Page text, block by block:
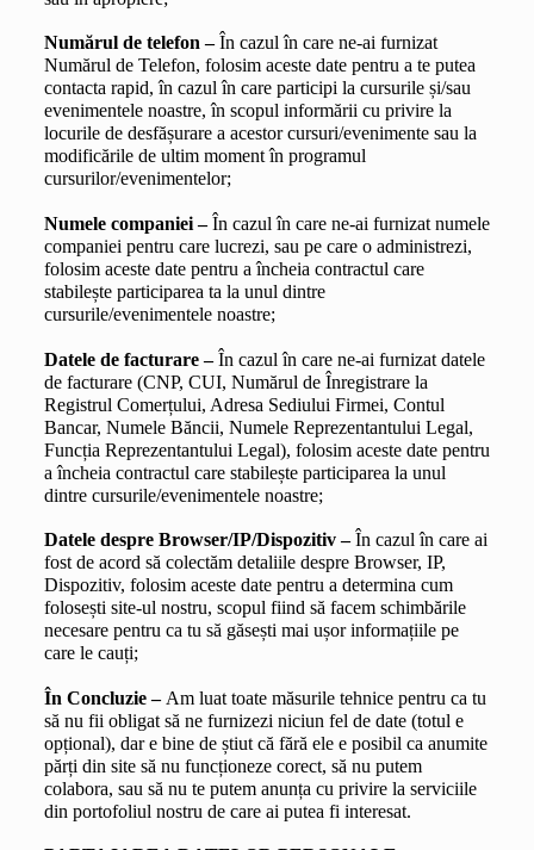
Numărul de telefon – În cazul în care ne-ai furnizat
Numărul de Telefon, folosim aceste date pentru a te putea
contacta rapid, în cazul în care participi la cursurile și/sau
evenimentele noastre, în scopul informării cu privire la
locurile de desfășurare a acestor cursuri/evenimente sau la
modificările de ultim moment în programul
cursurilor/evenimentelor;
Numele companiei – În cazul în care ne-ai furnizat numele
companiei pentru care lucrezi, sau pe care o administrezi,
folosim aceste date pentru a încheia contractul care
stabilește participarea ta la unul dintre
cursurile/evenimentele noastre;
Datele de facturare – În cazul în care ne-ai furnizat datele
de facturare (CNP, CUI, Numărul de Înregistrare la
Registrul Comerțului, Adresa Sediului Firmei, Contul
Bancar, Numele Băncii, Numele Reprezentantului Legal,
Funcția Reprezentantului Legal), folosim aceste date pentru
a încheia contractul care stabilește participarea la unul
dintre cursurile/evenimentele noastre;
Datele despre Browser/IP/Dispozitiv – În cazul în care ai
fost de acord să colectăm detaliile despre Browser, IP,
Dispozitiv, folosim aceste date pentru a determina cum
folosești site-ul nostru, scopul fiind să facem schimbările
necesare pentru ca tu să găsești mai ușor informațiile pe
care le cauți;
În Concluzie – Am luat toate măsurile tehnice pentru ca tu
să nu fii obligat să ne furnizezi niciun fel de date (totul e
opțional), dar e bine de știut că fără ele e posibil ca anumite
părți din site să nu funcționeze corect, să nu putem
colabora, sau să nu te putem anunța cu privire la serviciile
din portofoliul nostru de care ai putea fi interesat.